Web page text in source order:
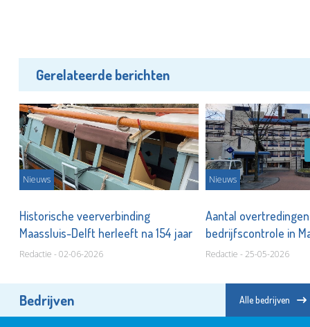
Gerelateerde berichten
Nieuws
Historische veerverbinding
Maassluis-Delft herleeft na 154 jaar
Redactie - 02-06-2026
Nieuws
Aantal
bedrijfscontrole in
Redactie - 25-05-2026
Bedrijven Alle bedrijven